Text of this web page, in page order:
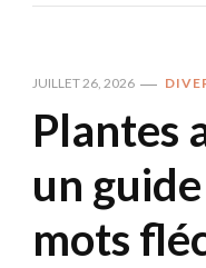
JUILLET 26, 2026
Plantes
un
mots